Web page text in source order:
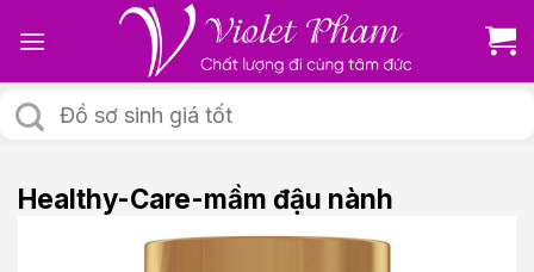
Tìm
kiếm:
Healthy-Care-mầm đậu nành